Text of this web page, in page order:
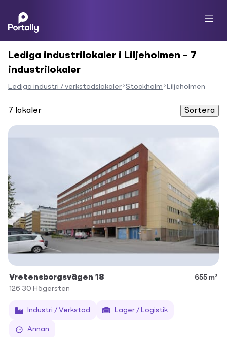
Lediga industrilokaler i Liljeholmen – 7
industrilokaler
Lediga industri / verkstadslokaler Stockholm Liljeholmen
7 lokaler Sortera
Vretensborgsvägen 18
655 m²
126 30 Hägersten
Industri / Verkstad Lager / Logistik
Annan